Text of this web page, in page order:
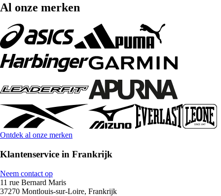
Al onze merken
Ontdek al onze merken
Klantenservice in Frankrijk
Neem contact op
11 rue Bernard Maris
37270 Montlouis-sur-Loire, Frankrijk